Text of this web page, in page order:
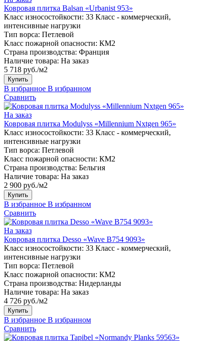
Ковровая плитка Balsan «Urbanist 953»
Класс износостойкости: 33 Класс - коммерческий,
интенсивные нагрузки
Тип ворса: Петлевой
Класс пожарной опасности: КМ2
Страна производства: Франция
Наличие товара: На заказ
5 718 руб./м2
Купить
В избранное В избранном
Сравнить
На заказ
Ковровая плитка Modulyss «Millennium Nxtgen 965»
Класс износостойкости: 33 Класс - коммерческий,
интенсивные нагрузки
Тип ворса: Петлевой
Класс пожарной опасности: КМ2
Страна производства: Бельгия
Наличие товара: На заказ
2 900 руб./м2
Купить
В избранное В избранном
Сравнить
На заказ
Ковровая плитка Desso «Wave B754 9093»
Класс износостойкости: 33 Класс - коммерческий,
интенсивные нагрузки
Тип ворса: Петлевой
Класс пожарной опасности: КМ2
Страна производства: Нидерланды
Наличие товара: На заказ
4 726 руб./м2
Купить
В избранное В избранном
Сравнить